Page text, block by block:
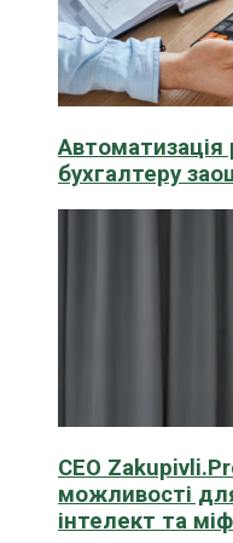
Автоматизація
бухгалтеру
CEO
можливості
інтелект та